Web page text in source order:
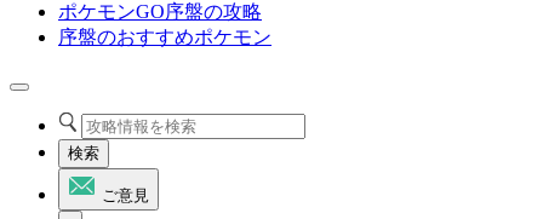
ポケモンGO序盤の攻略
序盤のおすすめポケモン
検索
ご意見